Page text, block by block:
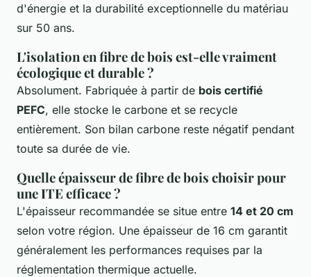
d'énergie et la durabilité exceptionnelle du matériau
sur 50 ans.
L'isolation en fibre de bois est-elle vraiment
écologique et durable ?
Absolument. Fabriquée à partir de bois certifié
PEFC, elle stocke le carbone et se recycle
entièrement. Son bilan carbone reste négatif pendant
toute sa durée de vie.
Quelle épaisseur de fibre de bois choisir pour
une ITE efficace ?
L'épaisseur recommandée se situe entre 14 et 20 cm
selon votre région. Une épaisseur de 16 cm garantit
généralement les performances requises par la
réglementation thermique actuelle.